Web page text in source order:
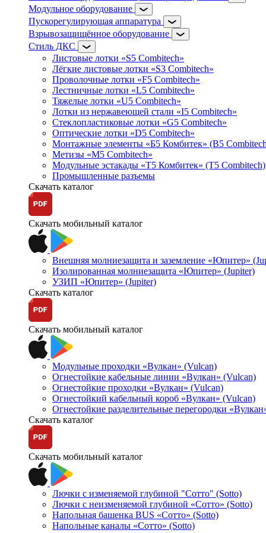
Модульное оборудование
Пускорегулирующая аппаратура
Взрывозащищённое оборудование
Стиль ДКС
Листовые лотки «S5 Combitech»
Лёгкие листовые лотки «S3 Combitech»
Проволочные лотки «F5 Combitech»
Лестничные лотки «L5 Combitech»
Тяжелые лотки «U5 Combitech»
Лотки из нержавеющей стали «I5 Combitech»
Стеклопластиковые лотки «G5 Combitech»
Оптические лотки «D5 Combitech»
Монтажные элементы «Б5 Комбитек» (B5
Метизы «M5 Combitech»
Модульные эстакады «Т5 Комбитек» (T5 Combitech)
Промышленные разъемы
Скачать каталог
Скачать мобильный каталог
Внешняя молниезащита и заземление «Юпитер»
Изолированная молниезащита «Юпитер» (Jupiter)
УЗИП «Юпитер» (Jupiter)
Скачать каталог
Скачать мобильный каталог
Модульные проходки «Вулкан» (Vulcan)
Огнестойкие кабельные линии «Вулкан» (Vulcan)
Огнестойкие проходки «Вулкан» (Vulcan)
Огнестойкий кабельный короб «Вулкан» (Vulcan)
Огнестойкие разделительные перегородки
Скачать каталог
Скачать мобильный каталог
Лючки с изменяемой глубиной "Сотто" (Sotto)
Лючки с неизменяемой глубиной «Сотто» (Sotto)
Напольная башенка BUS «Сотто» (Sotto)
Напольные каналы «Сотто» (Sotto)